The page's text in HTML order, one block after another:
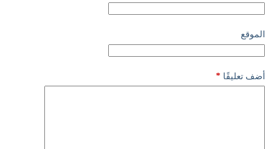
الموقع
أضف تعليقًا *